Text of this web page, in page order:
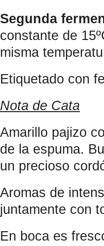
Segunda
constante de
misma
Etiquetado con
Nota de Cata
Amarillo pajizo
de la espuma.
un precioso
Aromas de
juntamente con
En boca es